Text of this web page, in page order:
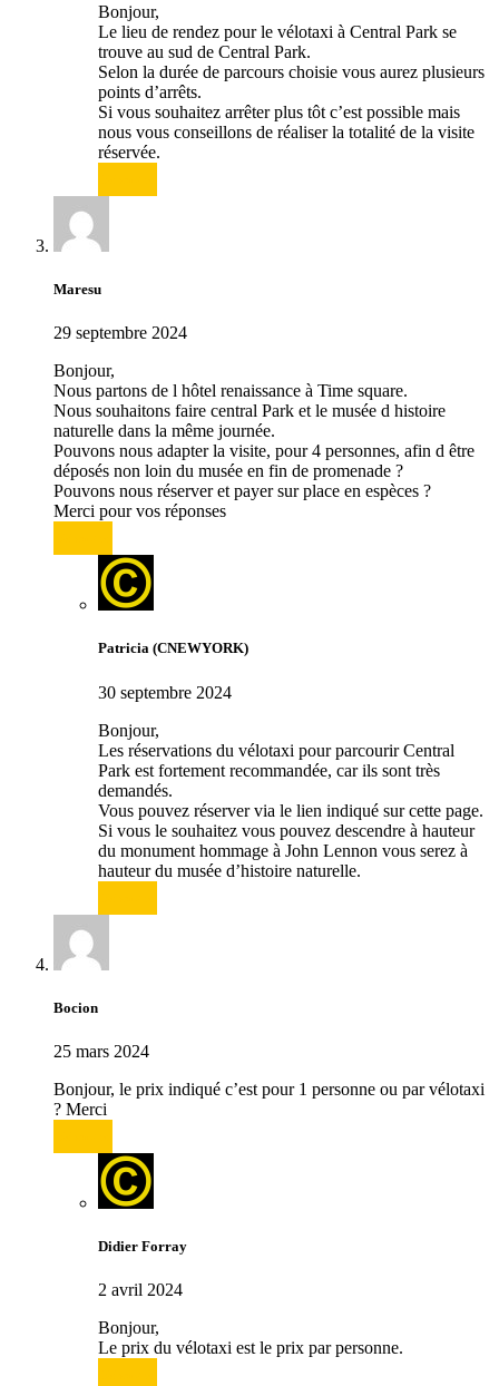
Bonjour,
Le lieu de rendez pour le vélotaxi à Central Park se
trouve au sud de Central Park.
Selon la durée de parcours choisie vous aurez plusieurs
points d’arrêts.
Si vous souhaitez arrêter plus tôt c’est possible mais
nous vous conseillons de réaliser la totalité de la visite
réservée.
Maresu
29 septembre 2024
Bonjour,
Nous partons de l hôtel renaissance à Time square.
Nous souhaitons faire central Park et le musée d histoire
naturelle dans la même journée.
Pouvons nous adapter la visite, pour 4 personnes, afin d être
déposés non loin du musée en fin de promenade ?
Pouvons nous réserver et payer sur place en espèces ?
Merci pour vos réponses
Patricia (CNEWYORK)
30 septembre 2024
Bonjour,
Les réservations du vélotaxi pour parcourir Central
Park est fortement recommandée, car ils sont très
demandés.
Vous pouvez réserver via le lien indiqué sur cette page.
Si vous le souhaitez vous pouvez descendre à hauteur
du monument hommage à John Lennon vous serez à
hauteur du musée d’histoire naturelle.
Bocion
25 mars 2024
Bonjour, le prix indiqué c’est pour 1 personne ou par vélotaxi
? Merci
Didier Forray
2 avril 2024
Bonjour,
Le prix du vélotaxi est le prix par personne.